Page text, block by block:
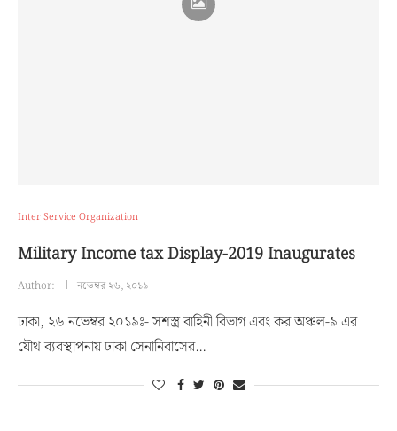
Inter Service Organization
Military Income tax Display-2019 Inaugurates
Author: নভেম্বর ২৬, ২০১৯
ঢাকা, ২৬ নভেম্বর ২০১৯ঃ- সশস্ত্র বাহিনী বিভাগ এবং কর অঞ্চল-৯ এর
যৌথ ব্যবস্থাপনায় ঢাকা সেনানিবাসের…